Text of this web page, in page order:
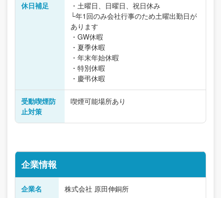
休日補足
・土曜日、日曜日、祝日休み
└年1回のみ会社行事のため土曜出勤日が
あります
・GW休暇
・夏季休暇
・年末年始休暇
・特別休暇
・慶弔休暇
受動喫煙防
止対策
喫煙可能場所あり
企業情報
企業名 株式会社 原田伸銅所